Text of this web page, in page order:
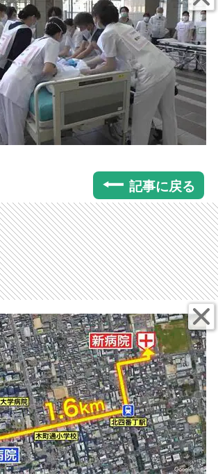
記事に戻る